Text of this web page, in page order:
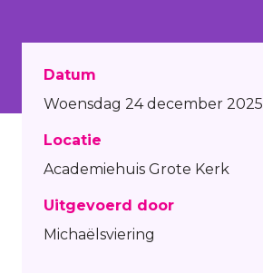
Datum
Woensdag 24 december 2025
Locatie
Academiehuis Grote Kerk
Uitgevoerd door
Michaëlsviering